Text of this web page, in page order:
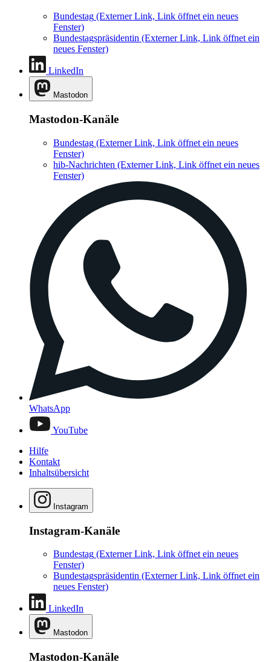
Bundestag (Externer Link, Link öffnet ein neues
Fenster)
Bundestagspräsidentin (Externer Link, Link öffnet ein
neues Fenster)
LinkedIn
Mastodon
Mastodon-Kanäle
Bundestag (Externer Link, Link öffnet ein neues
Fenster)
hib-Nachrichten (Externer Link, Link öffnet ein neues
Fenster)
WhatsApp
YouTube
Hilfe
Kontakt
Inhaltsübersicht
Instagram
Instagram-Kanäle
Bundestag (Externer Link, Link öffnet ein neues
Fenster)
Bundestagspräsidentin (Externer Link, Link öffnet ein
neues Fenster)
LinkedIn
Mastodon
Mastodon-Kanäle